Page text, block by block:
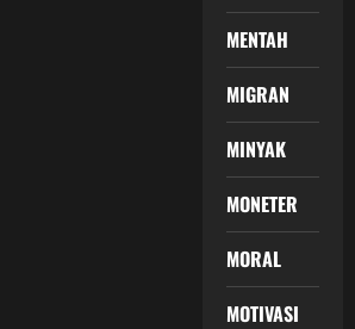
MENTAH
MIGRAN
MINYAK
MONETER
MORAL
MOTIVASI